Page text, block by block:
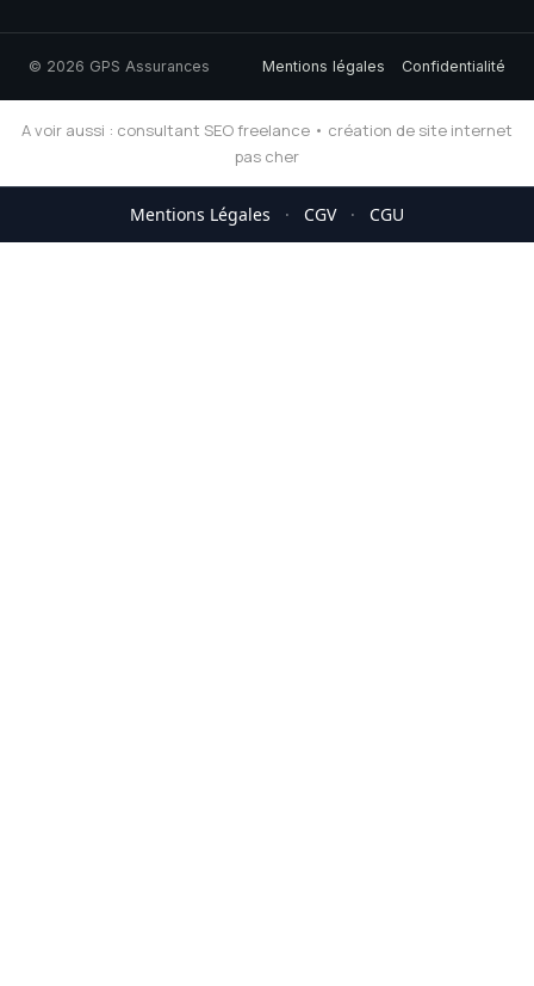
© 2026 GPS Assurances Mentions légales Confidentialité
A voir aussi : consultant SEO freelance • création de site internet
pas cher
Mentions Légales · CGV · CGU